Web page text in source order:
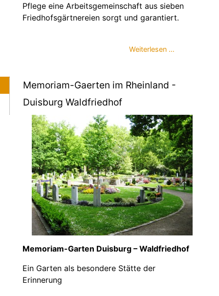
Pflege eine Arbeitsgemeinschaft aus sieben
Friedhofsgärtnereien sorgt und garantiert.
Weiterlesen …
Memoriam-Gaerten im Rheinland -
Duisburg Waldfriedhof
Memoriam-Garten Duisburg – Waldfriedhof
Ein Garten als besondere Stätte der
Erinnerung